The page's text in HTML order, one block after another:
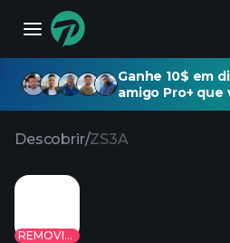
Ganhe 10$ em
amigo Pro+ que
Descobrir/ZS3A
REMOVIDO